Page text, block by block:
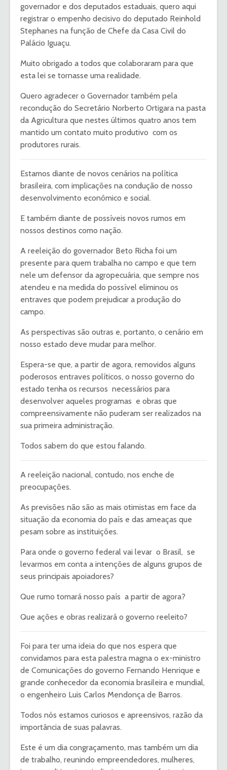
governador e dos deputados estaduais, quero aqui
registrar o empenho decisivo do deputado Reinhold
Stephanes na função de Chefe da Casa Civil do
Palácio Iguaçu.
Muito obrigado a todos que colaboraram para que
esta lei se tornasse uma realidade.
Quero agradecer o Governador também pela
recondução do Secretário Norberto Ortigara na pasta
da Agricultura que nestes últimos quatro anos tem
mantido um contato muito produtivo com os
produtores rurais.
Estamos diante de novos cenários na política
brasileira, com implicações na condução de nosso
desenvolvimento econômico e social.
E também diante de possíveis novos rumos em
nossos destinos como nação.
A reeleição do governador Beto Richa foi um
presente para quem trabalha no campo e que tem
nele um defensor da agropecuária, que sempre nos
atendeu e na medida do possível eliminou os
entraves que podem prejudicar a produção do
campo.
As perspectivas são outras e, portanto, o cenário em
nosso estado deve mudar para melhor.
Espera-se que, a partir de agora, removidos alguns
poderosos entraves políticos, o nosso governo do
estado tenha os recursos necessários para
desenvolver aqueles programas e obras que
compreensivamente não puderam ser realizados na
sua primeira administração.
Todos sabem do que estou falando.
A reeleição nacional, contudo, nos enche de
preocupações.
As previsões não são as mais otimistas em face da
situação da economia do país e das ameaças que
pesam sobre as instituições.
Para onde o governo federal vai levar o Brasil, se
levarmos em conta a intenções de alguns grupos de
seus principais apoiadores?
Que rumo tomará nosso país a partir de agora?
Que ações e obras realizará o governo reeleito?
Foi para ter uma ideia do que nos espera que
convidamos para esta palestra magna o ex-ministro
de Comunicações do governo Fernando Henrique e
grande conhecedor da economia brasileira e mundial,
o engenheiro Luis Carlos Mendonça de Barros.
Todos nós estamos curiosos e apreensivos, razão da
importância de suas palavras.
Este é um dia congraçamento, mas também um dia
de trabalho, reunindo empreendedores, mulheres,